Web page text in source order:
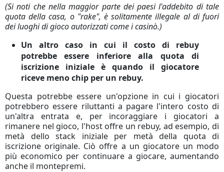
(Si noti che nella maggior parte dei paesi l'addebito di tale
quota della casa, o "rake", è solitamente illegale al di fuori
dei luoghi di gioco autorizzati come i casinò.)
Un altro caso in cui il costo di rebuy
potrebbe essere inferiore alla quota di
iscrizione iniziale è quando il giocatore
riceve meno chip per un rebuy.
Questa potrebbe essere un'opzione in cui i giocatori
potrebbero essere riluttanti a pagare l'intero costo di
un'altra entrata e, per incoraggiare i giocatori a
rimanere nel gioco, l'host offre un rebuy, ad esempio, di
metà dello stack iniziale per metà della quota di
iscrizione originale. Ciò offre a un giocatore un modo
più economico per continuare a giocare, aumentando
anche il montepremi.